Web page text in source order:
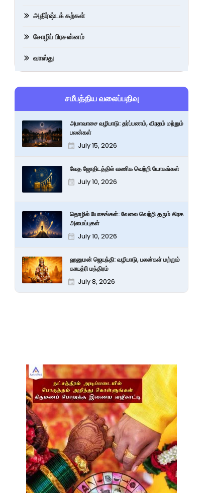
அதிர்ஷ்டக் கற்கள்
சோழிப் பிரசன்னம்
வாஸ்து
சமீபத்திய வலைப்பதிவு
அமாவாசை வழிபாடு: தர்ப்பணம், விரதம் மற்றும்
பலன்கள்
July 15, 2026
வேத ஜோதிடத்தில் வணிக வெற்றி யோகங்கள்
July 10, 2026
தொழில் யோகங்கள்: வேலை வெற்றி தரும் கிரக
அமைப்புகள்
July 10, 2026
ஹனுமன் ஜெயந்தி: வழிபாடு, பலன்கள் மற்றும்
காயத்ரி மந்திரம்
July 8, 2026